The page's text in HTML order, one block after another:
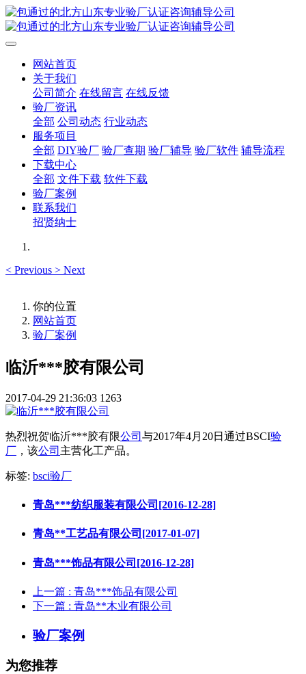
网站首页
关于我们
公司简介 在线留言 在线反馈
验厂资讯
全部 公司动态 行业动态
服务项目
全部 DIY验厂 验厂查期 验厂辅导 验厂软件 辅导流程
下载中心
全部 文件下载 软件下载
验厂案例
联系我们
招贤纳士
< Previous > Next
你的位置
网站首页
验厂案例
临沂***胶有限公司
2017-04-29 21:36:03 1263
热烈祝贺临沂***胶有限公司 与2017年4月20日通过BSCI验
厂 ，该公司 主营化工产品。
标签: bsci验厂
青岛***纺织服装有限公司[2016-12-28]
青岛**工艺品有限公司[2017-01-07]
青岛***饰品有限公司[2016-12-28]
上一篇 : 青岛***饰品有限公司
下一篇 : 青岛**木业有限公司
验厂案例
为您推荐